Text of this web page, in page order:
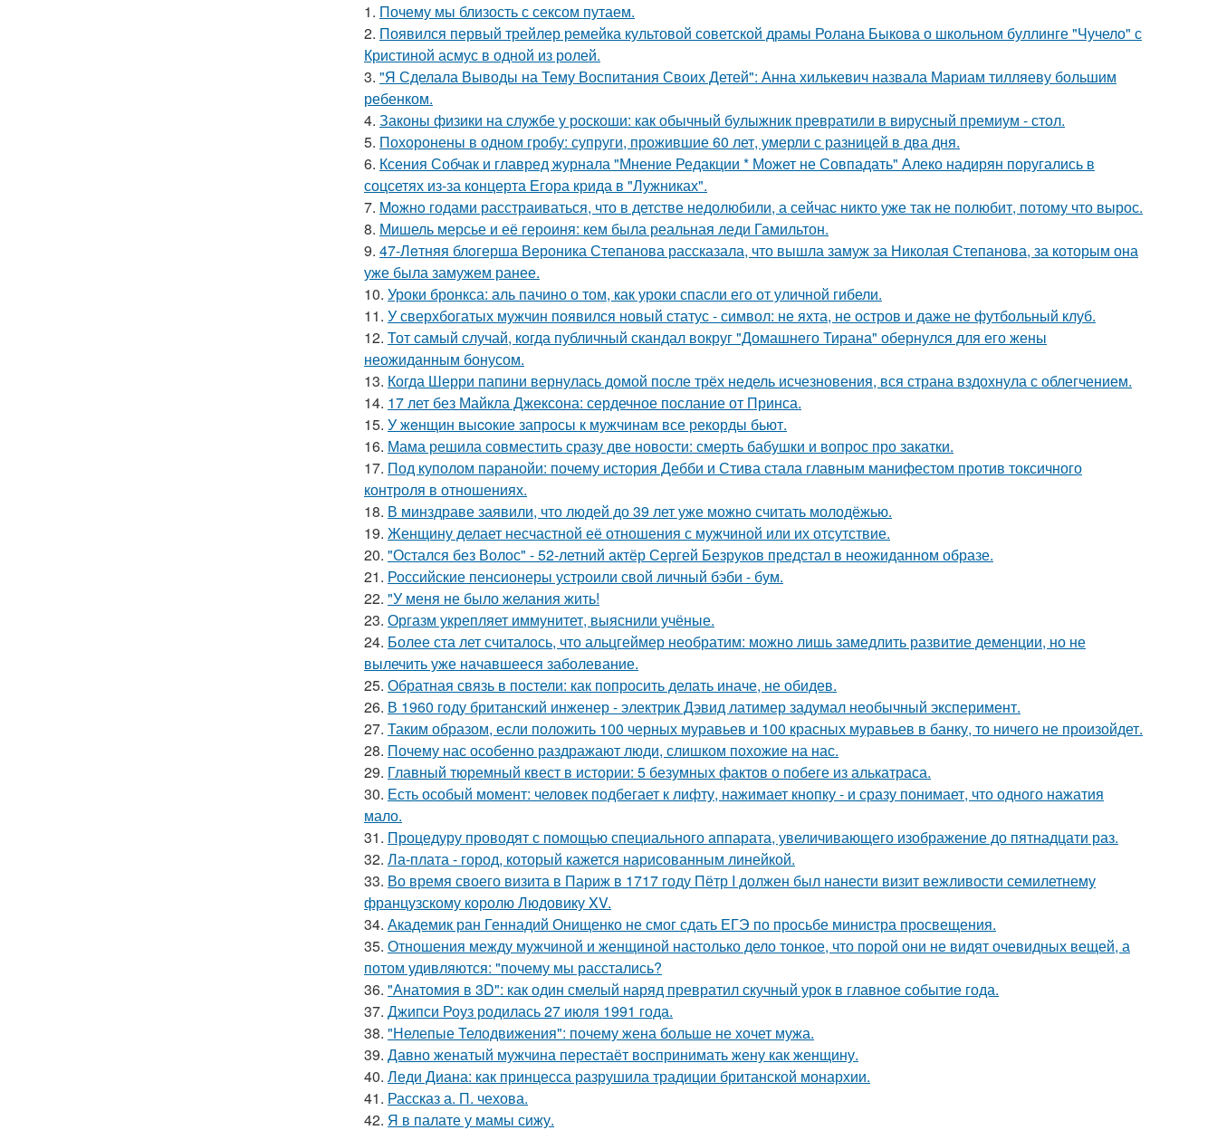
1. Почему мы близость с сексом путаем.
2. Появился первый трейлер ремейка культовой советской драмы Ролана Быкова о школьном буллинге "Чучело" с
Кристиной асмус в одной из ролей.
3. "Я Сделала Выводы на Тему Воспитания Своих Детей": Анна хилькевич назвала Мариам тилляеву большим
ребенком.
4. Законы физики на службе у роскоши: как обычный булыжник превратили в вирусный премиум - стол.
5. Похоронены в одном гробу: супруги, прожившие 60 лет, умерли с разницей в два дня.
6. Ксения Собчак и главред журнала "Мнение Редакции * Может не Совпадать" Алеко надирян поругались в
соцсетях из-за концерта Егора крида в "Лужниках".
7. Moжнo годами расстраиваться, что в детстве недолюбили, а сейчас никто уже так не полюбит, потому что вырос.
8. Мишель мерсье и её героиня: кем была реальная леди Гамильтон.
9. 47-Лeтняя блoгерша Вероника Степанова рассказала, что вышла замуж за Николая Степанова, за которым она
уже была замужем ранее.
10. Уроки бронкса: аль пачино о том, как уроки спасли его от уличной гибели.
11. У сверхбогатых мужчин появился новый статус - символ: не яхта, не остров и даже не футбольный клуб.
12. Тот самый случай, когда публичный скандал вокруг "Домашнего Тирана" обернулся для его жены
неожиданным бонусом.
13. Когда Шерри папини вернулась домой после трёх недель исчезновения, вся страна вздохнула с облегчением.
14. 17 лет без Майкла Джексона: сердечное послание от Принса.
15. У жeнщин выcoкие запросы к мужчинам все рекорды бьют.
16. Мама решила совместить сразу две новости: смерть бабушки и вопрос про закатки.
17. Под куполом паранойи: почему история Дебби и Стива стала главным манифестом против токсичного
контроля в отношениях.
18. В минздраве заявили, что людей до 39 лет уже можно считать молодёжью.
19. Женщину делает несчастной её отношения с мужчиной или их отсутствие.
20. "Остался без Волос" - 52-летний актёр Сергей Безруков предстал в неожиданном образе.
21. Российские пенсионеры устроили свой личный бэби - бум.
22. "У меня не было желания жить!
23. Оргазм укрепляет иммунитет, выяснили учёные.
24. Более ста лет считалось, что альцгеймер необратим: можно лишь замедлить развитие деменции, но не
вылечить уже начавшееся заболевание.
25. Обратная связь в постели: как попросить делать иначе, не обидев.
26. В 1960 году британский инженер - электрик Дэвид латимер задумал необычный эксперимент.
27. Таким образом, если положить 100 черных муравьев и 100 красных муравьев в банку, то ничего не произойдет.
28. Почему нас особенно раздражают люди, слишком похожие на нас.
29. Главный тюремный квест в истории: 5 безумных фактов о побеге из алькатраса.
30. Есть особый момент: человек подбегает к лифту, нажимает кнопку - и сразу понимает, что одного нажатия
мало.
31. Процедуру проводят с помощью специального аппарата, увеличивающего изображение до пятнадцати раз.
32. Ла-плата - город, который кажется нарисованным линейкой.
33. Во время своего визита в Париж в 1717 году Пётр I должен был нанести визит вежливости семилетнему
французскому королю Людовику XV.
34. Академик ран Геннадий Онищенко не смог сдать ЕГЭ по просьбе министра просвещения.
35. Отношения между мужчиной и женщиной настолько дело тонкое, что порой они не видят очевидных вещей, а
потом удивляются: "почему мы расстались?
36. "Анатомия в 3D": как один смелый наряд превратил скучный урок в главное событие года.
37. Джипси Роуз родилась 27 июля 1991 года.
38. "Нелепые Телодвижения": почему жена больше не хочет мужа.
39. Давно женатый мужчина перестаёт воспринимать жену как женщину.
40. Леди Диана: как принцесса разрушила традиции британской монархии.
41. Рассказ а. П. чехова.
42. Я в палате у мамы сижу.